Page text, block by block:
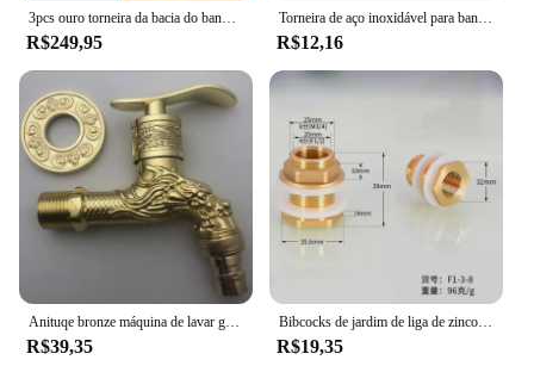
3pcs ouro torneira da bacia do banheiro alça de cristal generalizada misturador de água quente e fria torneira da cachoeira torneira do banheiro guindaste torneiras
R$249,95
Torneira de aço inoxidável para banheiro Controle duplo, alça dupla, água fria, máquina de lavar roupa, válvula triangular
R$12,16
Anituqe bronze máquina de lavar guindaste decorativo torneira ao ar livre, jardim vintage bibcock torneira fixado na parede mop latão wf
R$39,35
Bibcocks de jardim de liga de zinco para irrigação industrial e doméstica ao ar livre 1 entrada 2 saída bibcock com bico duplo e torneira de banheiro
R$19,35